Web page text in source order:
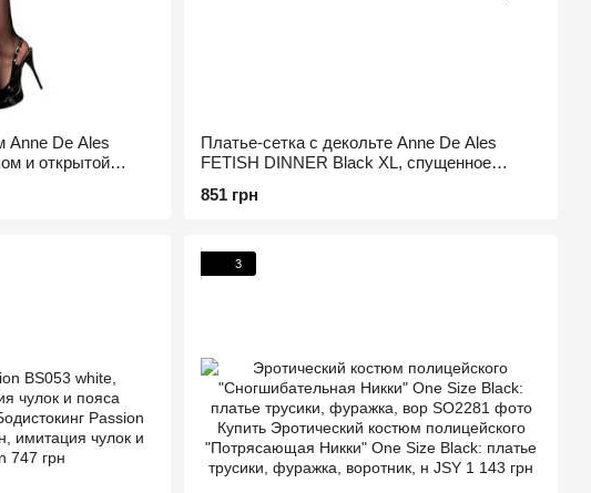
Anne De Ales
и открытой
Платье-сетка с декольте Anne De Ales
FETISH DINNER Black XL, спущенное
851 грн
3